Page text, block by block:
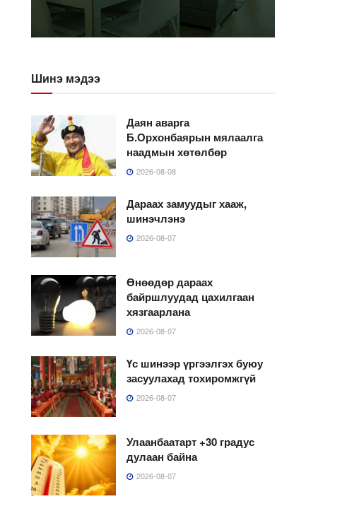
Шинэ мэдээ
Даян аварга
Б.Орхонбаярын мялаалга
наадмын хөтөлбөр
2026-08-08
Дараах замуудыг хааж,
шинэчлэнэ
2026-08-07
Өнөөдөр дараах
байршлуудад цахилгаан
хязгаарлана
2026-08-07
Үс шинээр үргээлгэх буюу
засуулахад тохиромжгүй
2026-08-07
Улаанбаатарт +30 градус
дулаан байна
2026-08-07